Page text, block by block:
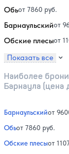
Обьот 7860 руб.
Барнаульскийот
Обские плесыот
Показать все
Наиболее
Барнаула (цена
Барнаульскийот
Обьот 7860 руб.
Обские плесыот